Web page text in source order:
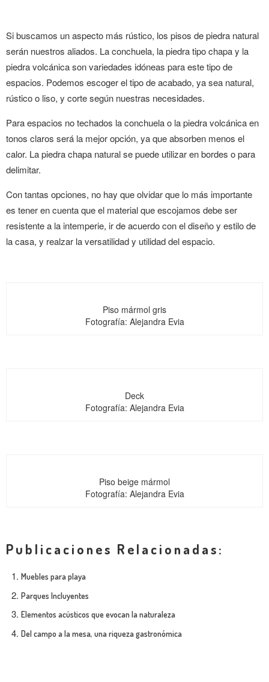
Si buscamos un aspecto más rústico, los pisos de piedra natural
serán nuestros aliados. La conchuela, la piedra tipo chapa y la
piedra volcánica son variedades idóneas para este tipo de
espacios. Podemos escoger el tipo de acabado, ya sea natural,
rústico o liso, y corte según nuestras necesidades.
Para espacios no techados la conchuela o la piedra volcánica en
tonos claros será la mejor opción, ya que absorben menos el
calor. La piedra chapa natural se puede utilizar en bordes o para
delimitar.
Con tantas opciones, no hay que olvidar que lo más importante
es tener en cuenta que el material que escojamos debe ser
resistente a la intemperie, ir de acuerdo con el diseño y estilo de
la casa, y realzar la versatilidad y utilidad del espacio.
Piso mármol gris
Fotografía: Alejandra Evia
Deck
Fotografía: Alejandra Evia
Piso beige mármol
Fotografía: Alejandra Evia
Publicaciones Relacionadas:
Muebles para playa
Parques Incluyentes
Elementos acústicos que evocan la naturaleza
Del campo a la mesa, una riqueza gastronómica